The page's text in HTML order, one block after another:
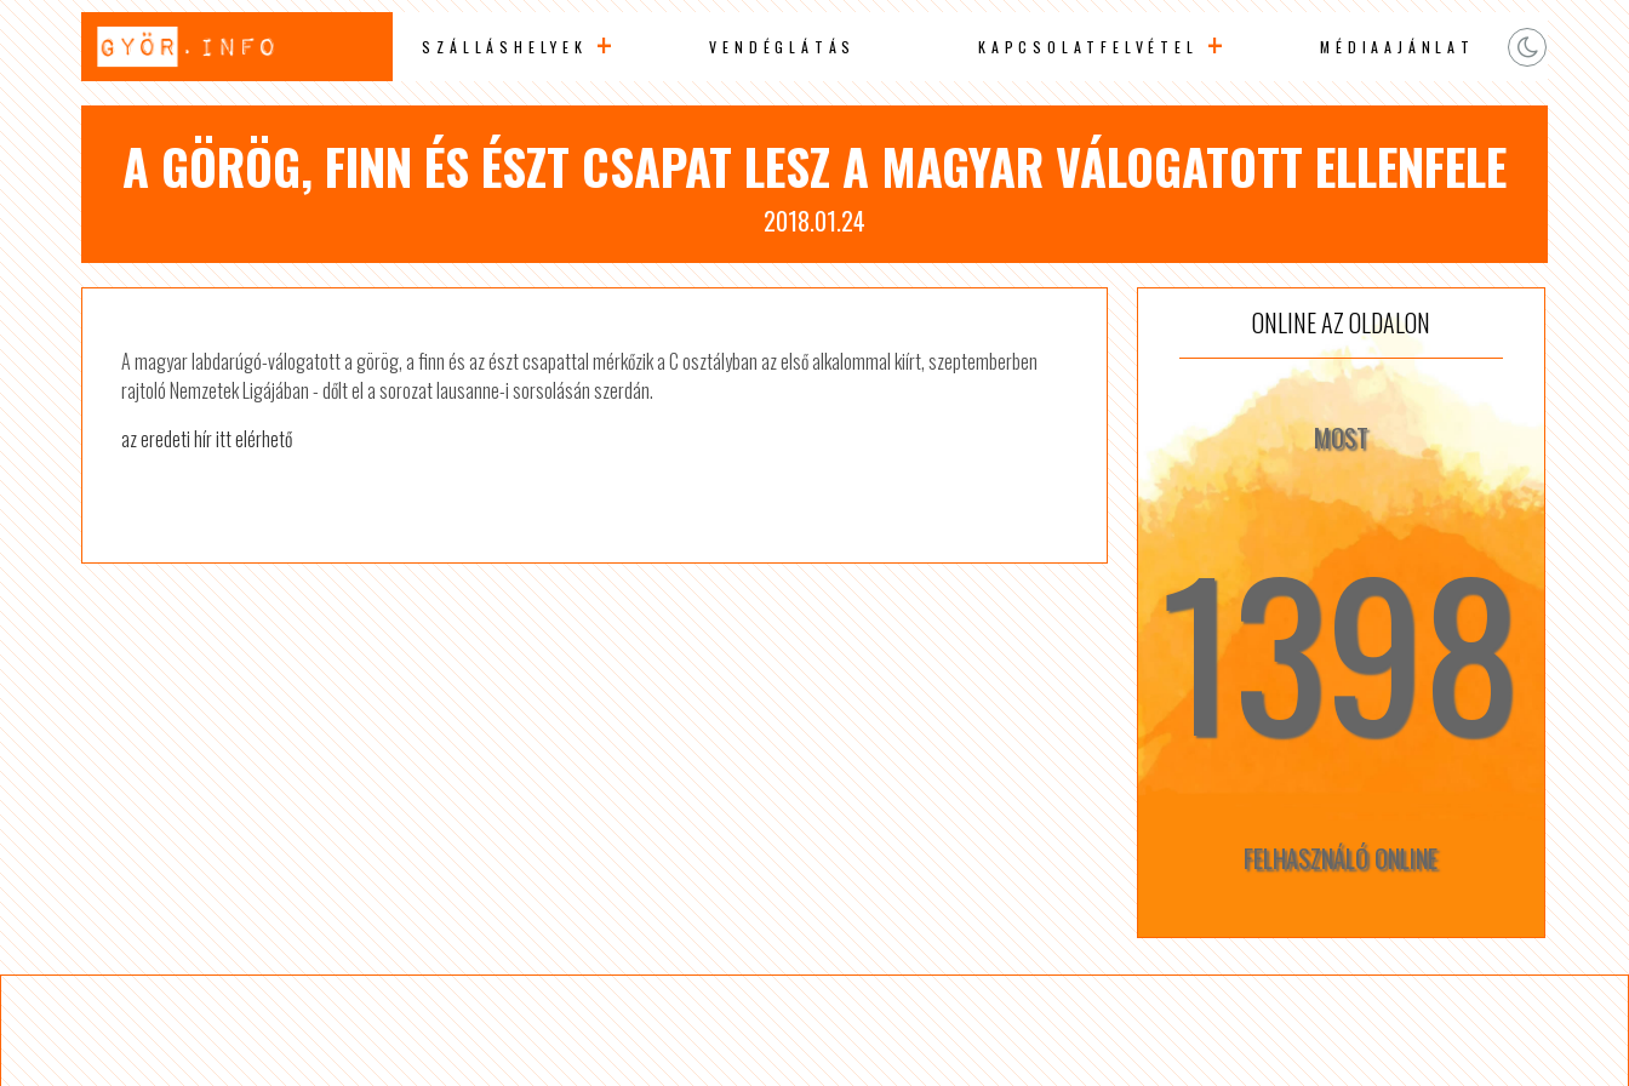
SZÁLLÁSHELYEK VENDÉGLÁTÁS KAPCSOLATFELVÉTEL MÉDIAAJÁNLAT
A GÖRÖG, FINN ÉS ÉSZT CSAPAT LESZ A MAGYAR VÁLOGATOTT ELLENFELE
2018.01.24
A magyar labdarúgó-válogatott a görög, a finn és az észt csapattal mérkőzik a C osztályban az első alkalommal kiírt, szeptemberben
rajtoló Nemzetek Ligájában - dőlt el a sorozat lausanne-i sorsolásán szerdán.
az eredeti hír itt elérhető
ONLINE AZ OLDALON
MOST
☆ 1398 ☆
FELHASZNÁLÓ ONLINE